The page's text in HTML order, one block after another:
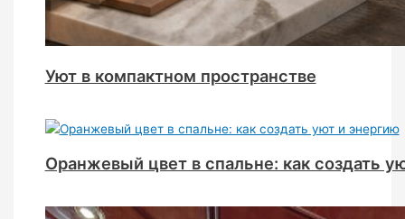
Уют в компактном пространстве
Оранжевый цвет в спальне: как создать